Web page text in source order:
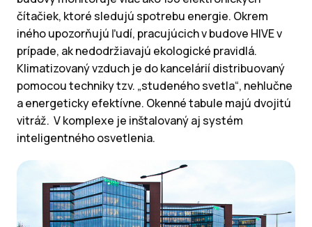
čítačiek, ktoré sledujú spotrebu energie. Okrem
iného upozorňujú ľudí, pracujúcich v budove HIVE v
prípade, ak nedodržiavajú ekologické pravidlá.
Klimatizovaný vzduch je do kancelárií distribuovaný
pomocou techniky tzv. „studeného svetla“, nehlučne
a energeticky efektívne. Okenné tabule majú dvojitú
vitráž. V komplexe je inštalovaný aj systém
inteligentného osvetlenia.